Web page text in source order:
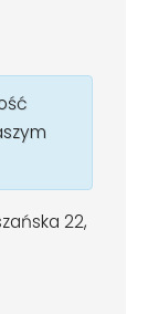
22,